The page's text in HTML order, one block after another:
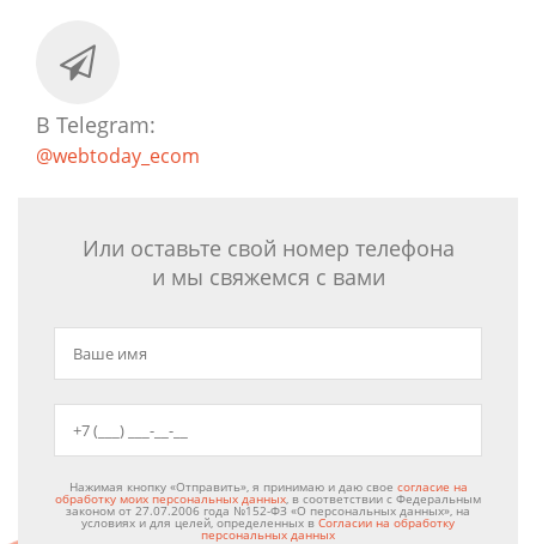
В Telegram:
@webtoday_ecom
Или оставьте свой номер телефона
и мы свяжемся с вами
Нажимая кнопку «Отправить», я принимаю и даю свое согласие на
обработку моих персональных данных , в соответствии с Федеральным
законом от 27.07.2006 года №152-ФЗ «О персональных данных», на
условиях и для целей, определенных в Согласии на обработку
персональных данных